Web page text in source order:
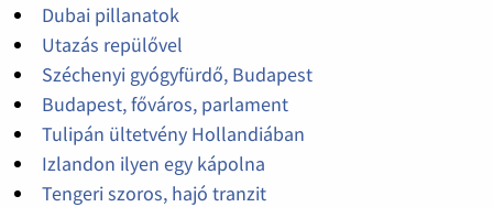
Dubai pillanatok
Utazás repülővel
Széchenyi gyógyfürdő, Budapest
Budapest, főváros, parlament
Tulipán ültetvény Hollandiában
Izlandon ilyen egy kápolna
Tengeri szoros, hajó tranzit